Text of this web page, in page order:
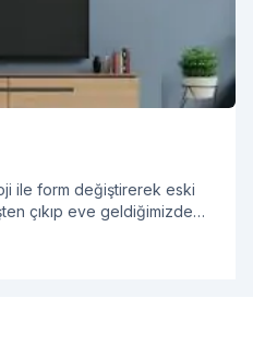
ile form değiştirerek eski
çıkıp eve geldiğimizde